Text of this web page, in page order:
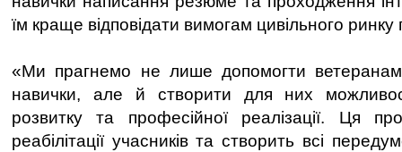
їм краще відповідати вимогам цивільного ринку
«Ми прагнемо не лише допомогти ветеранам
навички, але й створити для них
розвитку та професійної реалізації. Ця
реабілітації учасників та створить всі